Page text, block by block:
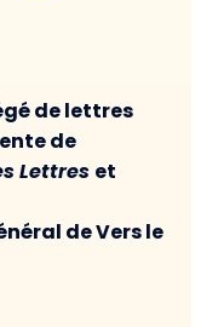
de lettres
de
Lettres et
de Vers le